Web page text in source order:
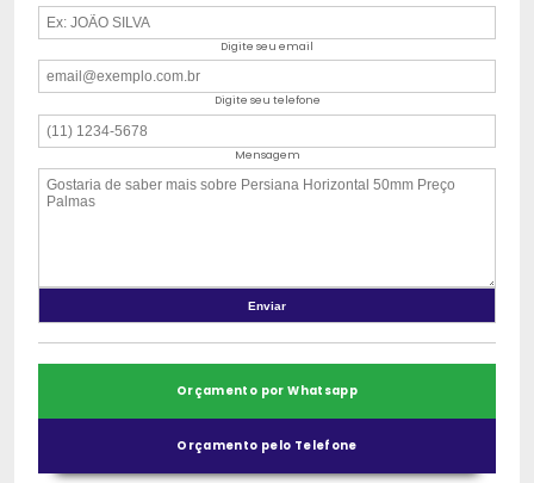
Digite seu email
Digite seu telefone
Mensagem
Orçamento por Whatsapp
Orçamento pelo Telefone